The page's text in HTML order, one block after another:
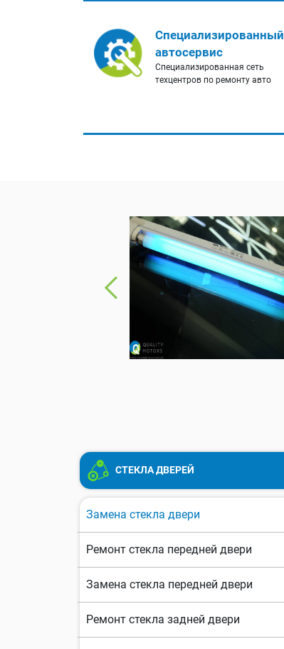
Специализированный
автосервис
Специализированная сеть
техцентров по ремонту авто
СТЕКЛА ДВЕРЕЙ
Замена стекла двери
Ремонт стекла передней двери
Замена стекла передней двери
Ремонт стекла задней двери